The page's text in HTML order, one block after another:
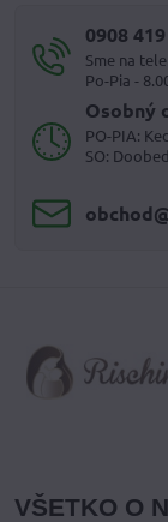
0908
Sme na
Po-Pia -
Osobný
PO-PIA:
SO:
VŠETKO O